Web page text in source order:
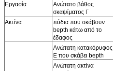
Εργασία
Ανώτατο βάθος
σκαψίματος Γ
Ακτίνα
πόδια που σκάβουν
bepth κάτω από το
έδαφος
Ανώτατη κατακόρυφος
Ε που σκάβει bepth
Ανώτατη ακτίνα